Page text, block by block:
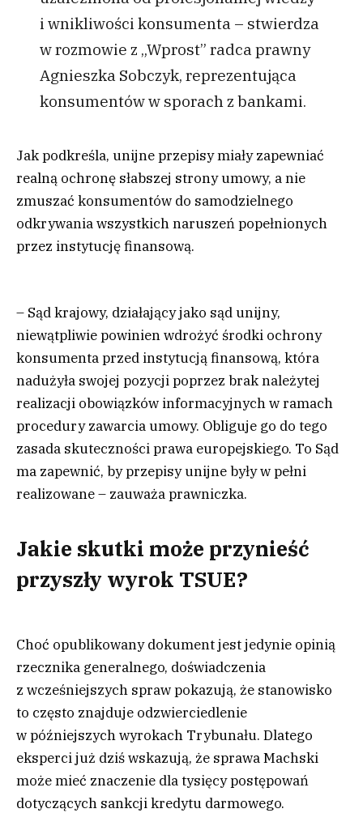
i wnikliwości konsumenta – stwierdza
w rozmowie z „Wprost” radca prawny
Agnieszka Sobczyk, reprezentująca
konsumentów w sporach z bankami.
Jak podkreśla, unijne przepisy miały zapewniać
realną ochronę słabszej strony umowy, a nie
zmuszać konsumentów do samodzielnego
odkrywania wszystkich naruszeń popełnionych
przez instytucję finansową.
– Sąd krajowy, działający jako sąd unijny,
niewątpliwie powinien wdrożyć środki ochrony
konsumenta przed instytucją finansową, która
nadużyła swojej pozycji poprzez brak należytej
realizacji obowiązków informacyjnych w ramach
procedury zawarcia umowy. Obliguje go do tego
zasada skuteczności prawa europejskiego. To Sąd
ma zapewnić, by przepisy unijne były w pełni
realizowane – zauważa prawniczka.
Jakie skutki może przynieść
przyszły wyrok TSUE?
Choć opublikowany dokument jest jedynie opinią
rzecznika generalnego, doświadczenia
z wcześniejszych spraw pokazują, że stanowisko
to często znajduje odzwierciedlenie
w późniejszych wyrokach Trybunału. Dlatego
eksperci już dziś wskazują, że sprawa Machski
może mieć znaczenie dla tysięcy postępowań
dotyczących sankcji kredytu darmowego.